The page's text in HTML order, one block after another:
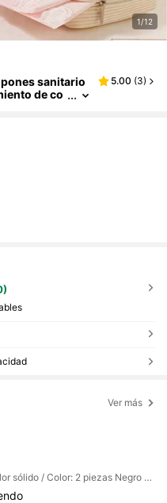
1/12
sanitario
de co
sanitarias
para las c
de maqui
5.00 (3)
Ver más
Tipo de Estilo: Color sólido / Color: 2 piezas Negro + Rosa / Talla: Unitalla